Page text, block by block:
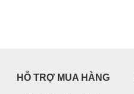
HỖ TRỢ MUA HÀNG